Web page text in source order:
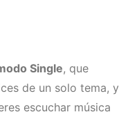
Single, que
de un solo tema, y
escuchar música